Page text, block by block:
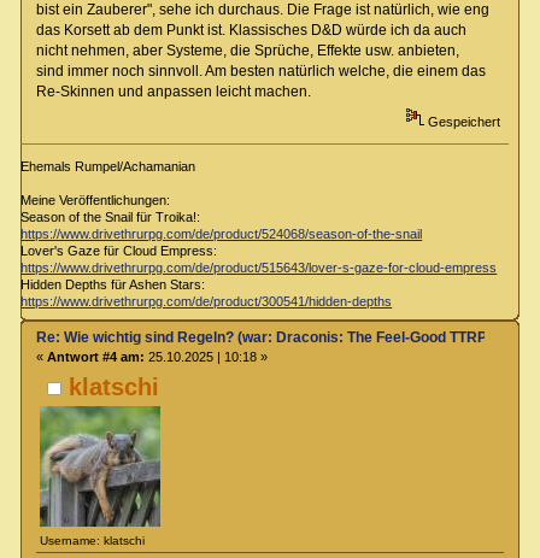
bist ein Zauberer", sehe ich durchaus. Die Frage ist natürlich, wie eng
das Korsett ab dem Punkt ist. Klassisches D&D würde ich da auch
nicht nehmen, aber Systeme, die Sprüche, Effekte usw. anbieten,
sind immer noch sinnvoll. Am besten natürlich welche, die einem das
Re-Skinnen und anpassen leicht machen.
Gespeichert
Ehemals Rumpel/Achamanian
Meine Veröffentlichungen:
Season of the Snail für Troika!:
https://www.drivethrurpg.com/de/product/524068/season-of-the-snail
Lover's Gaze für Cloud Empress:
https://www.drivethrurpg.com/de/product/515643/lover-s-gaze-for-cloud-empress
Hidden Depths für Ashen Stars:
https://www.drivethrurpg.com/de/product/300541/hidden-depths
klatschi
Username: klatschi
Re: Wie wichtig sind Regeln? (war: Draconis: The Feel-Good TTRPG)
« Antwort #4 am: 25.10.2025 | 10:18 »